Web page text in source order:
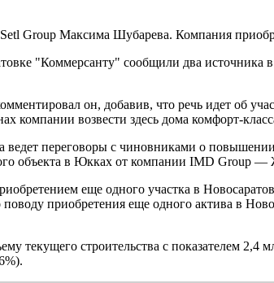
Group Максима Шубарева. Компания
"Коммерсанту" сообщили два
он, добавив, что речь идет об
возвести здесь дома комфорт-
ведет переговоры с чиновниками о
объекта в Юкках от компании IMD Group
еще одного участка в
приобретения еще одного актива в
текущего строительства с показателем